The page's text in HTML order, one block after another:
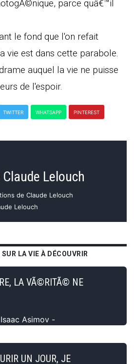
parce quâ€™il
le fond que l'on refait
vie est dans cette parabole.
auquel la vie ne puisse
de l'espoir.
TWITTER WHATSAPP PINTEREST
Lelouch
de Claude Lelouch
Lelouch
LA VIE À DÉCOUVRIR
LA VÃ©RITÃ© NE
Asimov -
UN JOUR, JE